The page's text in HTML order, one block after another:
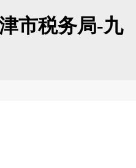
市税务局-九